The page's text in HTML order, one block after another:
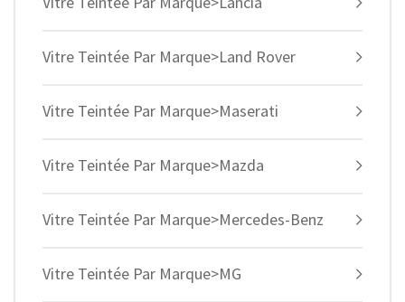
Vitre Teintée Par Marque>Land Rover
Vitre Teintée Par Marque>Maserati
Vitre Teintée Par Marque>Mazda
Vitre Teintée Par Marque>Mercedes-Benz
Vitre Teintée Par Marque>MG